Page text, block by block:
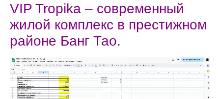
VIP Tropika – современный
жилой комплекс в престижном
районе Банг Тао.
Видеоплеер